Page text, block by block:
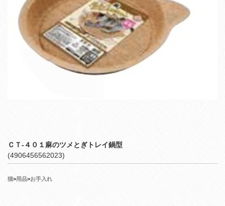
ＣＴ‐４０１麻のツメとぎトレイ鍋型
(4906456562023)
猫>用品>お手入れ